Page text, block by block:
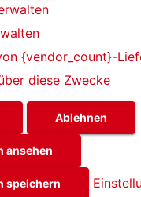
{vendor_count}-
diese Zwecke
Ablehnen
ansehen
speichern